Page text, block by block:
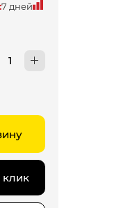
7 дней
клик